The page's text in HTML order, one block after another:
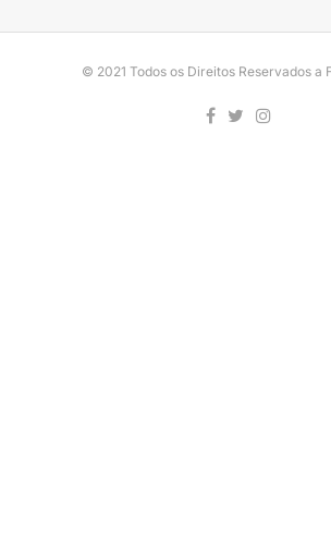
© 2021 Todos os Direitos Reservados a